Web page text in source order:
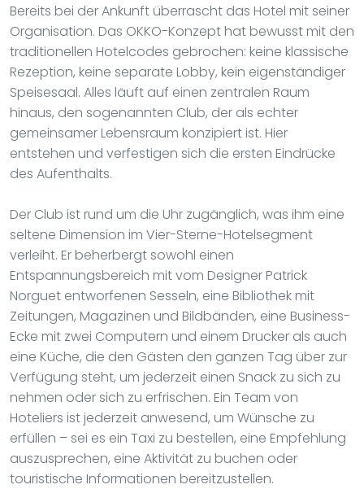
Bereits bei der Ankunft überrascht das Hotel mit seiner
Organisation. Das OKKO-Konzept hat bewusst mit den
traditionellen Hotelcodes gebrochen: keine klassische
Rezeption, keine separate Lobby, kein eigenständiger
Speisesaal. Alles läuft auf einen zentralen Raum
hinaus, den sogenannten Club, der als echter
gemeinsamer Lebensraum konzipiert ist. Hier
entstehen und verfestigen sich die ersten Eindrücke
des Aufenthalts.
Der Club ist rund um die Uhr zugänglich, was ihm eine
seltene Dimension im Vier-Sterne-Hotelsegment
verleiht. Er beherbergt sowohl einen
Entspannungsbereich mit vom Designer Patrick
Norguet entworfenen Sesseln, eine Bibliothek mit
Zeitungen, Magazinen und Bildbänden, eine Business-
Ecke mit zwei Computern und einem Drucker als auch
eine Küche, die den Gästen den ganzen Tag über zur
Verfügung steht, um jederzeit einen Snack zu sich zu
nehmen oder sich zu erfrischen. Ein Team von
Hoteliers ist jederzeit anwesend, um Wünsche zu
erfüllen – sei es ein Taxi zu bestellen, eine Empfehlung
auszusprechen, eine Aktivität zu buchen oder
touristische Informationen bereitzustellen.